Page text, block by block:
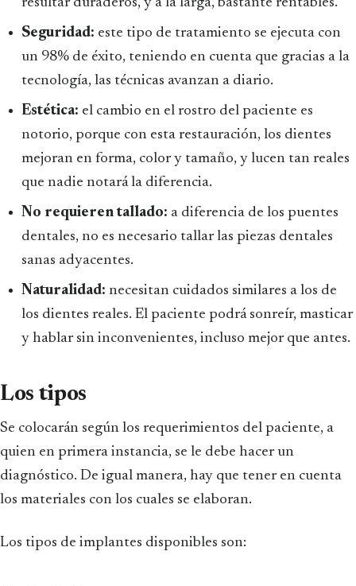
Seguridad: este tipo de tratamiento se ejecuta con
un 98% de éxito, teniendo en cuenta que gracias a la
tecnología, las técnicas avanzan a diario.
Estética: el cambio en el rostro del paciente es
notorio, porque con esta restauración, los dientes
mejoran en forma, color y tamaño, y lucen tan reales
que nadie notará la diferencia.
No requieren tallado: a diferencia de los puentes
dentales, no es necesario tallar las piezas dentales
sanas adyacentes.
Naturalidad: necesitan cuidados similares a los de
los dientes reales. El paciente podrá sonreír, masticar
y hablar sin inconvenientes, incluso mejor que antes.
Los tipos
Se colocarán según los requerimientos del paciente, a
quien en primera instancia, se le debe hacer un
diagnóstico. De igual manera, hay que tener en cuenta
los materiales con los cuales se elaboran.
Los tipos de implantes disponibles son: